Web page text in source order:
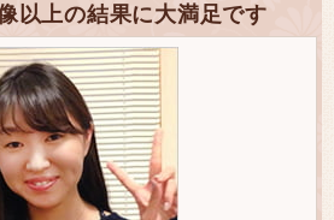
以上の結果に大満足です